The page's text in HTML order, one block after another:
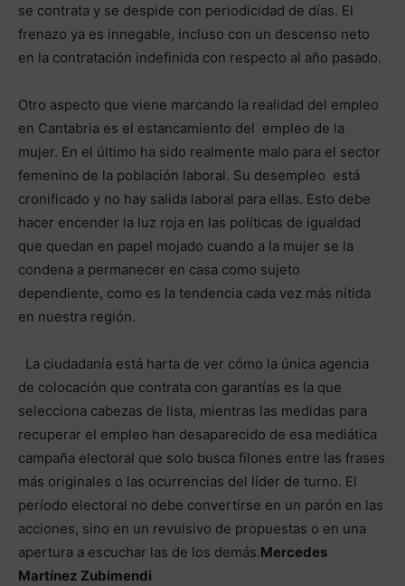
se contrata y se despide con periodicidad de días. El
frenazo ya es innegable, incluso con un descenso neto
en la contratación indefinida con respecto al año pasado.
Otro aspecto que viene marcando la realidad del empleo
en Cantabria es el estancamiento del empleo de la
mujer. En el último ha sido realmente malo para el sector
femenino de la población laboral. Su desempleo está
cronificado y no hay salida laboral para ellas. Esto debe
hacer encender la luz roja en las políticas de igualdad
que quedan en papel mojado cuando a la mujer se la
condena a permanecer en casa como sujeto
dependiente, como es la tendencia cada vez más nítida
en nuestra región.
La ciudadanía está harta de ver cómo la única agencia
de colocación que contrata con garantías es la que
selecciona cabezas de lista, mientras las medidas para
recuperar el empleo han desaparecido de esa mediática
campaña electoral que solo busca filones entre las frases
más originales o las ocurrencias del líder de turno. El
período electoral no debe convertirse en un parón en las
acciones, sino en un revulsivo de propuestas o en una
apertura a escuchar las de los demás.Mercedes
Martínez Zubimendi